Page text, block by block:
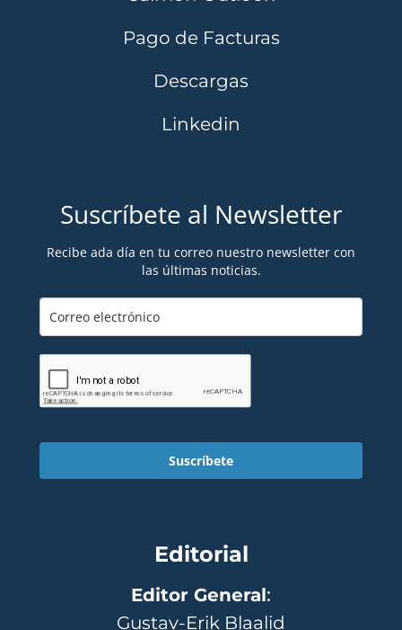
Pago de Facturas
Descargas
Linkedin
Suscríbete al Newsletter
Recibe ada día en tu correo nuestro newsletter con
las últimas noticias.
Suscríbete
Editorial
Editor General:
Gustav-Erik Blaalid